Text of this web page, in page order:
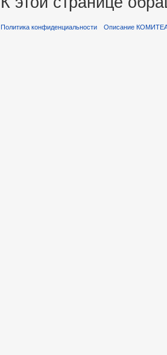
Политика конфиденциальности Описание